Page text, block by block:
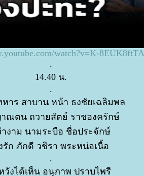
watch?v=K-8EUK8ftTA
.
14.40 น.
.
าร สาบาน หน้า ธงชัยเฉลิมพล
ณตน ถวายสัตย์ ราชองครักษ์
างาม นามระบือ ชื่อประจักษ์
รัก ภักดี วชิรา พระหน่อเนื้อ
.
วังได้เห็น อนุภาพ ปราบไพรี